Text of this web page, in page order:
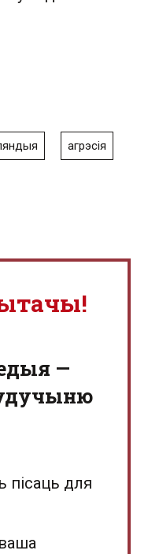
агрэсія
—
пісаць для